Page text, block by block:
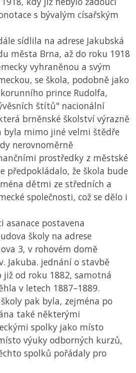
s bývalým císařským
sídlila na adrese Jakubská
města Brna, až do roku 1918
vyhraněnou a svým
se škola, podobně jako
prince Rudolfa,
štítů" nacionální
brněnské školství výrazně
byla mimo jiné velmi štědře
nerovnoměrně
prostředky z městské
předpokládalo, že škola bude
dětmi ze středních a
společnosti, což se dělo i
asanace postavena
školy na adrese
3, v rohovém domě
Jakuba. jednání o stavbě
od roku 1882, samotná
v letech 1887–1889.
pak byla, zejména po
také některými
spolky jako místo
výuky odborných kurzů,
spolků pořádaly pro